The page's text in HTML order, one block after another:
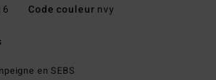
Code couleur nvy
en SEBS